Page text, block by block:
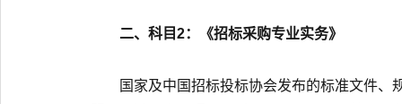
二、科目2：《招标采购专业实务》
国家及中国招标投标协会发布的标准文件